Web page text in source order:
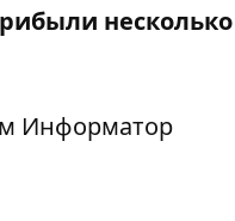
несколько
Информатор